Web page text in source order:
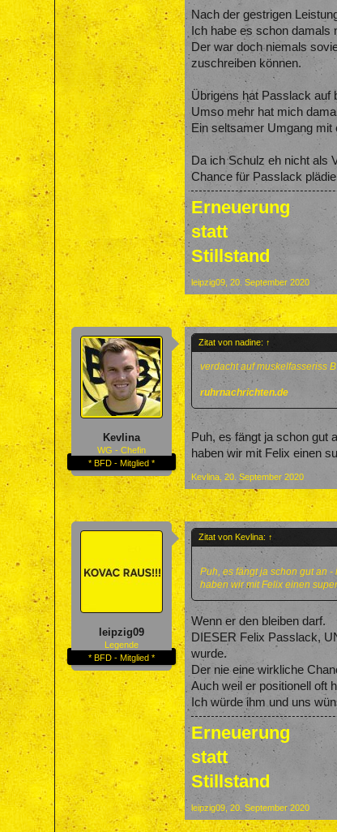
Nach der gestrigen
Ich habe es schon damals
Der war doch niemals
zuschreiben können.
Übrigens hat Passlack auf
Umso mehr hat mich
Ein seltsamer Umgang mit
Da ich Schulz eh nicht als
Chance für Passlack
Erneuerung
statt
Stillstand
leipzig09 20. September 2020
Kevlina
WG - Chefin
* BFD - Mitglied *
Zitat von nadine: ↑
verdacht auf muskelfasseriss
ruhrnachrichten.de
Puh, es fängt ja schon gut
haben wir mit Felix einen
Kevlina 20. September 2020
leipzig09
Legende
* BFD - Mitglied *
Zitat von Kevlina: ↑
Puh, es fängt ja schon gut an
haben wir mit Felix einen
Wenn er den bleiben darf.
DIESER Felix Passlack,
wurde.
Der nie eine wirkliche
Auch weil er positionell oft
Ich würde ihm und uns
Erneuerung
statt
Stillstand
leipzig09 20. September 2020